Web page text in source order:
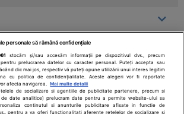
personale să rămână confidențiale
stocăm și/sau accesăm informații pe dispozitivul dvs., precum
prelucrarea datelor cu caracter personal. Puteți accepta sau
clic mai jos, respectiv vă puteți opune utilizării unui interes legitim
cu politica de confidențialitate. Aceste alegeri vor fi raportate
afecta navigarea.
Mai multe detalii
de socializare si agentiile de publicitate partenere, precum si
date analitice) prelucram date pentru a permite website-ului sa
continutul si anunturile publicitare afisate in functie de
pentru a va oferi functionalitati aferente retelelor de socializare si